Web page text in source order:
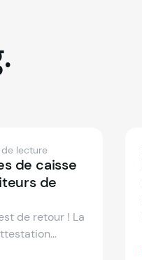
lecture
de caisse
de
de retour ! La
de